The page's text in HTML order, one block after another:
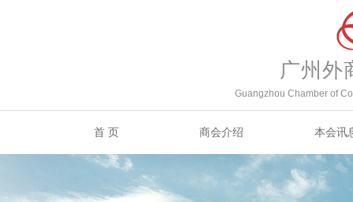
广州外
Guangzhou Chamber of
首 页 商会介绍 本会讯